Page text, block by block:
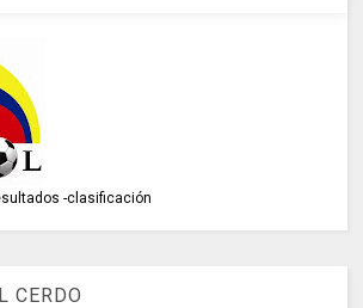
-clasificación
CERDO